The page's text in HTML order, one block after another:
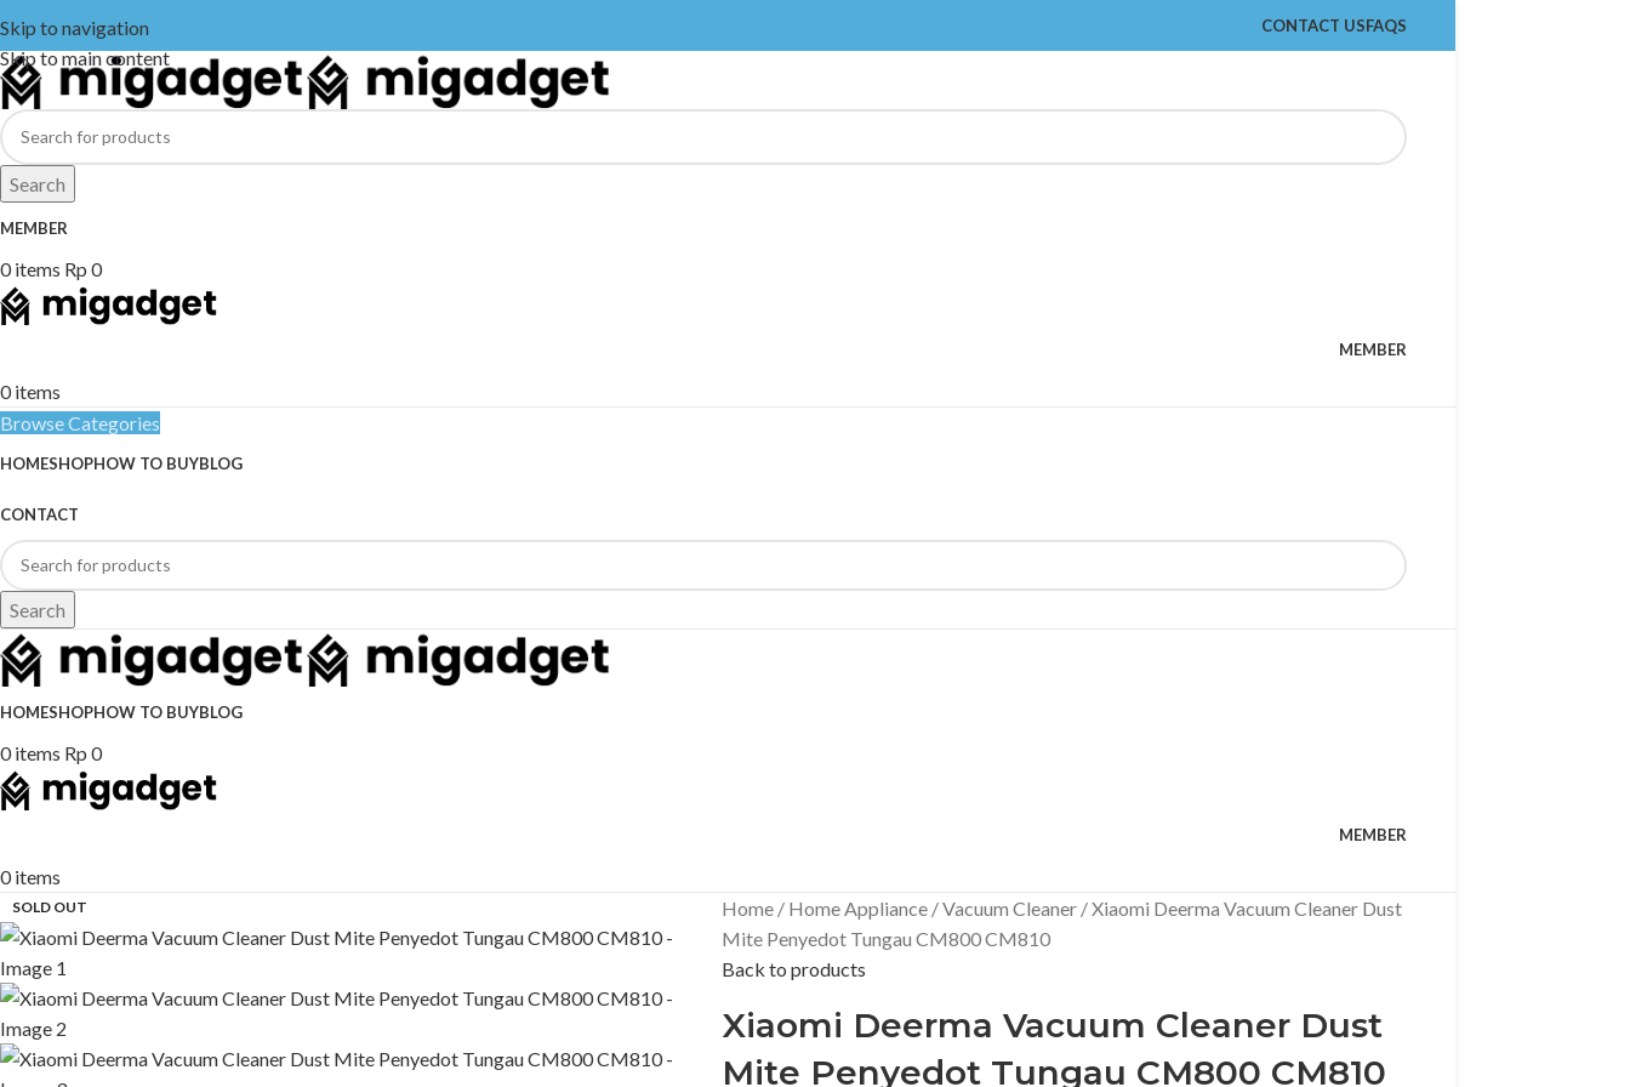
Skip to navigation
Skip to main content
CONTACT USFAQS
Search
MEMBER
0items Rp 0
MEMBER
0items
Browse Categories
HOMESHOPHOW TO BUYBLOG
CONTACT
Search
HOMESHOPHOW TO BUYBLOG
0items Rp 0
MEMBER
0items
SOLD OUT Home Home Appliance Vacuum Cleaner
Xiaomi Deerma Vacuum Cleaner Dust
Mite Penyedot Tungau CM800 CM810
Back to products
Xiaomi Deerma Vacuum Cleaner Dust
Mite Penyedot Tungau CM800 CM810